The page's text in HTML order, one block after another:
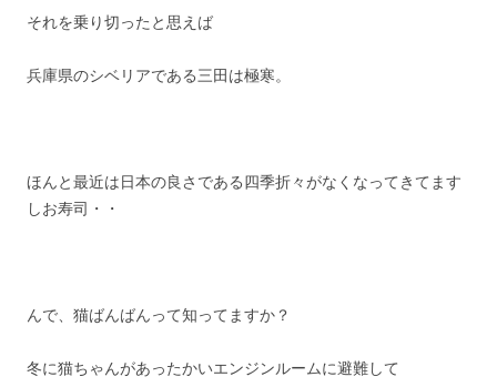
それを乗り切ったと思えば
兵庫県のシベリアである三田は極寒。
ほんと最近は日本の良さである四季折々がなくなってきてます
しお寿司・・
んで、猫ばんばんって知ってますか？
冬に猫ちゃんがあったかいエンジンルームに避難して